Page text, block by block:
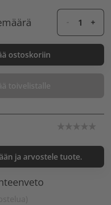
ostoskoriin
toivelistalle
ja arvostele tuote.